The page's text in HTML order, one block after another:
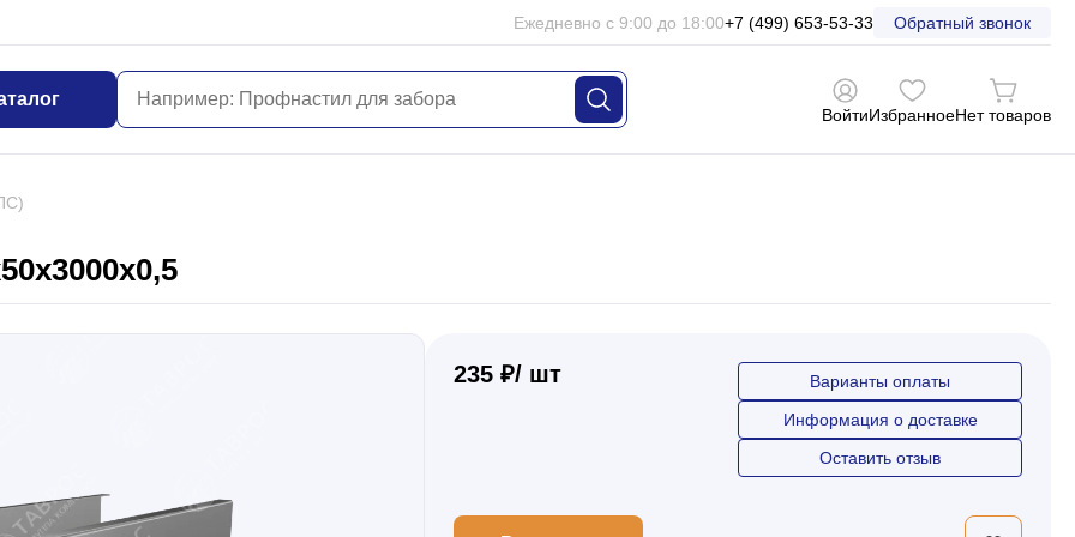
Ежедневно с 9:00 до 18:00+7 (499) 653-53-33 Обратный звонок
ВойтиИзбранноеНет товаров
235 ₽/ шт
Варианты оплаты
Информация о доставке
Оставить отзыв